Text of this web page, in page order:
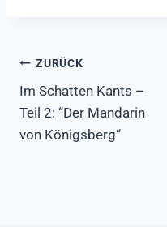
ZURÜCK
Im Schatten Kants –
Teil 2: “Der Mandarin
von Königsberg“